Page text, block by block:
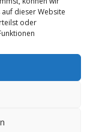
dieser Website
oder